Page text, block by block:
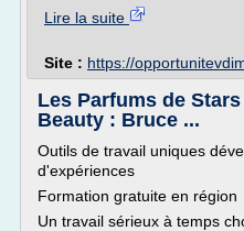
Lire la suite
Site : https://
Les Parfums de
Beauty : Bruce ...
Outils de travail uniques
d'expériences
Formation gratuite en région
Un travail sérieux à temps